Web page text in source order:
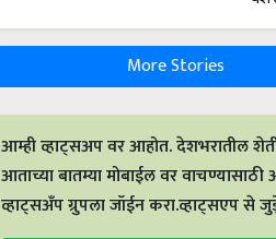
More Stories
आम्ही व्हाट्सअप वर आहोत. देशभरातील
आताच्या बातम्या मोबाईल वर
व्हाट्सअँप ग्रुपला जॉईन करा.व्हाट्सएप से